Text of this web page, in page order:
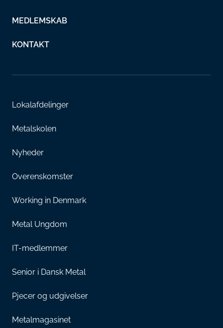
MEDLEMSKAB
KONTAKT
Lokalafdelinger
Metalskolen
Nyheder
Overenskomster
Working in Denmark
Metal Ungdom
IT-medlemmer
Senior i Dansk Metal
Pjecer og udgivelser
Metalmagasinet